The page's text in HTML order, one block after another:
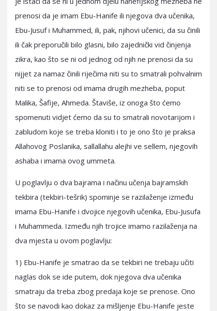
prenosi da je imam Ebu-Hanife ili njegova dva učenika,
Ebu-Jusuf i Muhammed, ili, pak, njihovi učenici, da su činili
ili čak preporučili bilo glasni, bilo zajednički vid činjenja
zikra, kao što se ni od jednog od njih ne prenosi da su
nijjet za namaz činili riječima niti su to smatrali pohvalnim
niti se to prenosi od imama drugih mezheba, poput
Malika, Šafije, Ahmeda. Štaviše, iz onoga što ćemo
spomenuti vidjet ćemo da su to smatrali novotarijom i
zabludom koje se treba kloniti i to je ono što je praksa
Allahovog Poslanika, sallallahu alejhi ve sellem, njegovih
ashaba i imama ovog ummeta.
U poglavlju o dva bajrama i načinu učenja bajramskih
tekbira (tekbiri-tešrik) spominje se razilaženje između
imama Ebu-Hanife i dvojice njegovih učenika, Ebu-Jusufa
i Muhammeda. Između njih trojice imamo razilaženja na
dva mjesta u ovom poglavlju:
1) Ebu-Hanife je smatrao da se tekbiri ne trebaju učiti
naglas dok se ide putem, dok njegova dva učenika
smatraju da treba zbog predaja koje se prenose. Ono
što se navodi kao dokaz za mišljenje Ebu-Hanife jeste